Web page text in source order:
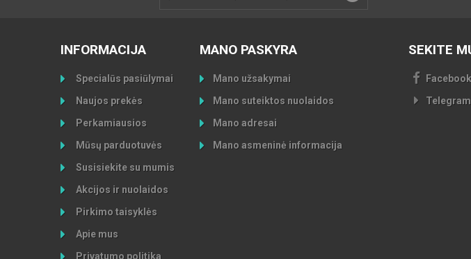
INFORMACIJA
Specialūs pasiūlymai
Naujos prekės
Perkamiausios
Mūsų parduotuvės
Susisiekite su mumis
Akcijos ir nuolaidos
Pirkimo taisyklės
Apie mus
Privatumo politika
MANO PASKYRA
Mano užsakymai
Mano suteiktos nuolaidos
Mano adresai
Mano asmeninė informacija
SEKITE
Facebook
Telegram